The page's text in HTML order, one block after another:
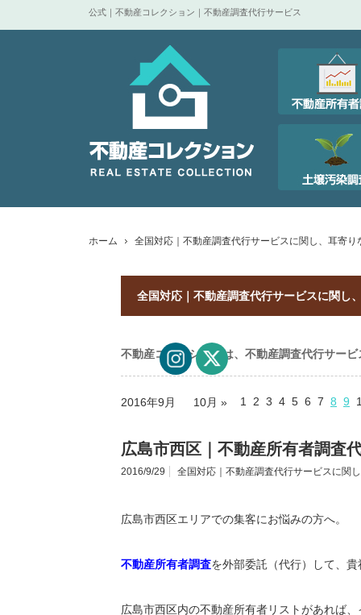
公式｜不動産コレクション｜不動産調査代行サービス
ホーム 全国対応｜不動産調査代行サービスに関し、耳寄り
全国対応｜不動産調査代行サービスに関し
不動産コレクションは、不動産調査代行サー
2016年9月 10月 » 1 2 3 4 5 6 7 8 9
広島市西区｜不動産所有者調査
2016/9/29 全国対応｜不動産調査代行サービスに関
広島市西区エリアでの集客にお悩みの方へ。
不動産所有者調査を外部委託（代行）して、
広島市西区内の不動産所有者リストがあれば